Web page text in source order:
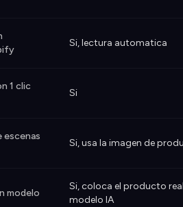
Si, lectura automatica
1 clic
Si
escenas
Si, usa la imagen de
modelo
Si, coloca el producto
modelo IA